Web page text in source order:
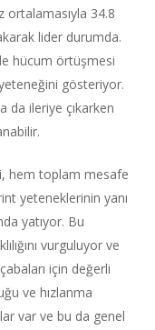
ortalamasıyla 34.8
lider durumda.
hücum örtüşmesi
gösteriyor.
da ileriye çıkarken
hem toplam mesafe
yeteneklerinin yanı
yatıyor. Bu
vurguluyor ve
için değerli
ve hızlanma
var ve bu da genel